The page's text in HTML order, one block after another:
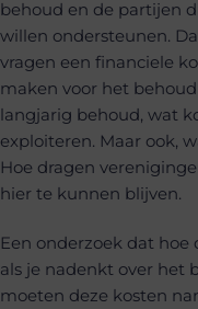
behoud en de partijen
willen ondersteunen.
vragen een financiele
maken voor het
langjarig behoud, wat
exploiteren. Maar ook,
Hoe dragen
hier te kunnen blijven.
Een onderzoek dat
als je nadenkt over het
moeten deze kosten